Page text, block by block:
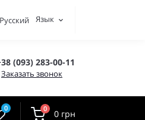
Язык
(093) 283-00-11
Заказать звонок
0 0 0 грн